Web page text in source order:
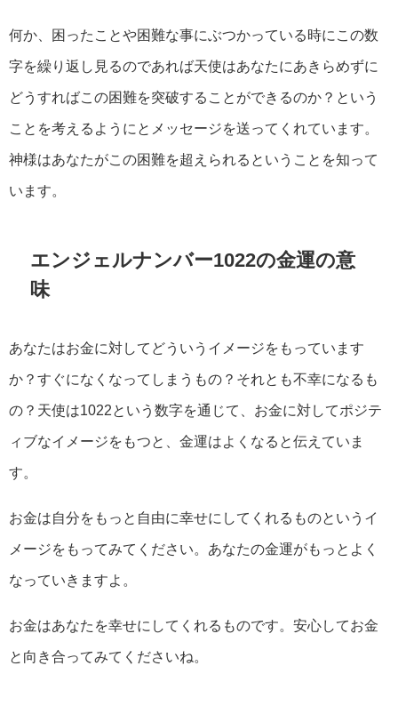
何か、困ったことや困難な事にぶつかっている時にこの数
字を繰り返し見るのであれば天使はあなたにあきらめずに
どうすればこの困難を突破することができるのか？という
ことを考えるようにとメッセージを送ってくれています。
神様はあなたがこの困難を超えられるということを知って
います。
エンジェルナンバー1022の金運の意
味
あなたはお金に対してどういうイメージをもっています
か？すぐになくなってしまうもの？それとも不幸になるも
の？天使は1022という数字を通じて、お金に対してポジテ
ィブなイメージをもつと、金運はよくなると伝えていま
す。
お金は自分をもっと自由に幸せにしてくれるものというイ
メージをもってみてください。あなたの金運がもっとよく
なっていきますよ。
お金はあなたを幸せにしてくれるものです。安心してお金
と向き合ってみてくださいね。